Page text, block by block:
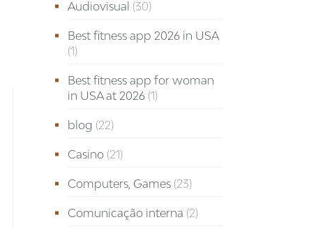
Audiovisual (30)
Best fitness app 2026 in USA
(1)
Best fitness app for woman
in USA at 2026(1)
blog (22)
Casino(21)
Computers, Games(23)
Comunicação interna (2)